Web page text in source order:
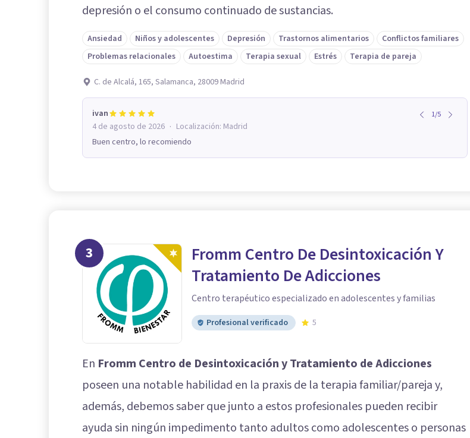
depresión o el consumo continuado de sustancias.
Ansiedad Niños y adolescentes Depresión Trastornos alimentarios
Conflictos familiares
Problemas relacionales
Autoestima Terapia sexual Estrés Terapia de pareja
C. de Alcalá, 165, Salamanca, 28009 Madrid
ivan 1/5
4 de agosto de 2026 · Localización: Madrid
Buen centro, lo recomiendo
3
Fromm Centro De Desintoxicación Y
Tratamiento De Adicciones
Centro terapéutico especializado en adolescentes y familias
Profesional verificado 5
En Fromm Centro de Desintoxicación y Tratamiento de Adicciones
poseen una notable habilidad en la praxis de la terapia familiar/pareja y,
además, debemos saber que junto a estos profesionales pueden recibir
ayuda sin ningún impedimento tanto adultos como adolescentes o personas